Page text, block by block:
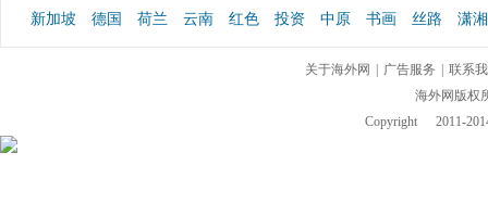
新加坡
德国 荷兰 云南 红色 投资 中原 书画 丝路 潇湘
关于海外网 广告服务
联系
海外网版权
Copyright
2011-